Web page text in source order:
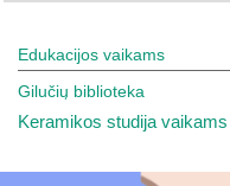
Edukacijos vaikams
Gilučių biblioteka
Keramikos studija vaikams